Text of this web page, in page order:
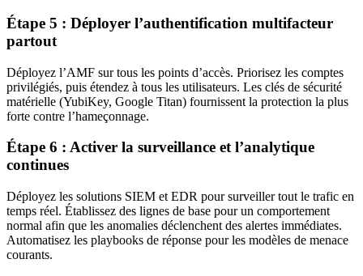
Étape 5 : Déployer l’authentification multifacteur
partout
Déployez l’AMF sur tous les points d’accès. Priorisez les comptes
privilégiés, puis étendez à tous les utilisateurs. Les clés de sécurité
matérielle (YubiKey, Google Titan) fournissent la protection la plus
forte contre l’hameçonnage.
Étape 6 : Activer la surveillance et l’analytique
continues
Déployez les solutions SIEM et EDR pour surveiller tout le trafic en
temps réel. Établissez des lignes de base pour un comportement
normal afin que les anomalies déclenchent des alertes immédiates.
Automatisez les playbooks de réponse pour les modèles de menace
courants.